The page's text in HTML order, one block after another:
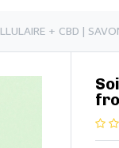
+ CBD |